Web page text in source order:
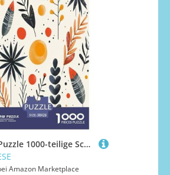
Botanik Puzzle 1000-teilige Schwer Puzzle Spielzeug Lernspiel Impossible Herausforderungsspielzeug Für Erwachsene Und Kinder Ab 14 Jahren 38x26cm/1000pcs
Amazon Marketplace